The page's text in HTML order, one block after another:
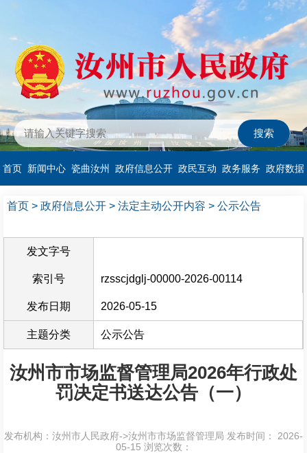
首页 新闻中心 瓷曲汝州 政府信息公开 政民互动 政务服务 政府数据
首页 > 政府信息公开 > 法定主动公开内容 > 公示公告
发文字号
索引号 rzsscjdglj-00000-2026-00114
发布日期 2026-05-15
主题分类 公示公告
汝州市市场监督管理局2026年行政处
罚决定书送达公告（一）
发布机构：汝州市人民政府->汝州市市场监督管理局 发布时间： 2026-
05-15 浏览次数：